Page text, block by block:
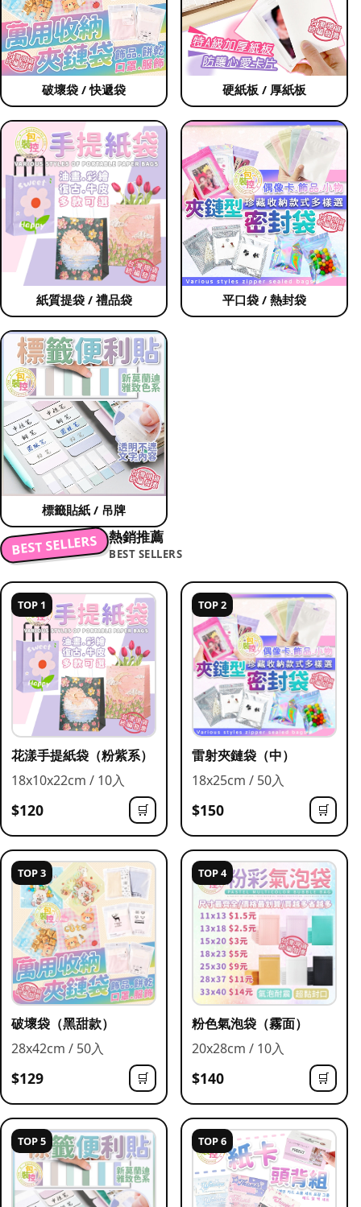
破壞袋 / 快遞袋 硬紙板 / 厚紙板
紙質提袋 / 禮品袋 平口袋 / 熱封袋
標籤貼紙 / 吊牌
BEST SELLERS 熱銷推薦
BEST SELLERS
TOP 1
花漾手提紙袋（粉紫系）
18x10x22cm / 10入
$120 🛒
TOP 2
雷射夾鏈袋（中）
18x25cm / 50入
$150 🛒
TOP 3
破壞袋（黑甜款）
28x42cm / 50入
$129 🛒
TOP 4
粉色氣泡袋（霧面）
20x28cm / 10入
$140 🛒
TOP 5 TOP 6